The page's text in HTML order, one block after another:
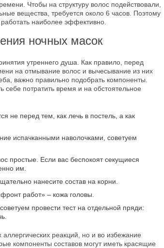
Чтобы на структуру волос подействовали,
вещества, требуется около 6 часов. Поэтому
наиболее эффективно.
ночных масок
утреннего душа. Как правило, перед
на отмывание волос и вычесывание из них
важно правильно подобрать компоненты.
потратить время и на обстоятельное
не перед тем, как лечь в постель, а как
испачканными наволочками, советуем
простые. Если вас беспокоят секущиеся
им.
нанесите состав на корни.
работ» – кожа головы.
провести тест на отдельной пряди:
реакций, но и во избежание
компоненты составов могут иметь красящие